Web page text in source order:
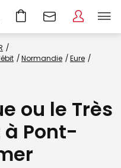
Normandie
Eure
ou le Très
Pont-